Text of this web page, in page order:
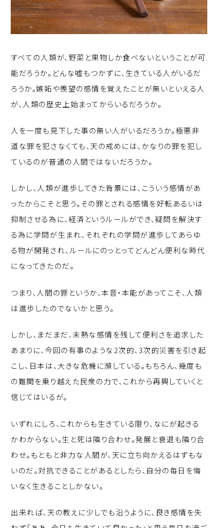
すべての人類が、野菜と果物しか食べないということが可
能だろうか。どんな嘘もつかずに、生きている人がいるだ
ろうか。嫉妬や羨望の感情を覚えたことが無いといえる人
が、人類の歴史上始まってからいるだろうか。
人を一度も見下した事の無い人がいるだろうか。極悪非
道な罪を犯さなくても、天の戒めには、かなりの罪を犯し
ているのが普通の人間ではないだろうか。
しかし、人類が進歩してきた背景には、こういう感情があ
ったからこそと思う。その罪とされる感情を好転あるいは
抑制させる為に、経済というルールができ、疑問を解決す
る為に学問が生まれ、それぞれの学問が進歩してあらゆ
る物が開発され、ルールにのっとってどんどん便利な時代
になってきたのだ。
つまり、人間の罪というか、本音・本能があってこそ、人類
は進歩したのでないかと思う。
しかし、まだまだ、未熟な感情を残して便利さを追求した
あまりに、今回の有事のような2次的、3次的災害を引き起
こし、日本は、大きな危機に瀕している。もちろん、幾度も
の難関を乗り越えた民衆の力で、これから再興していくと
信じてはいるが。
いずれにしろ、これからも生きている限り、なにが起きる
かわからない。生と死は隣り合わせ。発展と衰退も隣り合
わせ。もともと非力な人間が、天に立ち向かえるはずもな
いのだ。対抗できることがあるとしたら、自分の毎日を悔
いなく生きることしかない。
出来れば、天の教えに少しでも沿うように、良き感情を失